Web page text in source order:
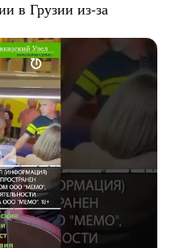
в Грузии из-за